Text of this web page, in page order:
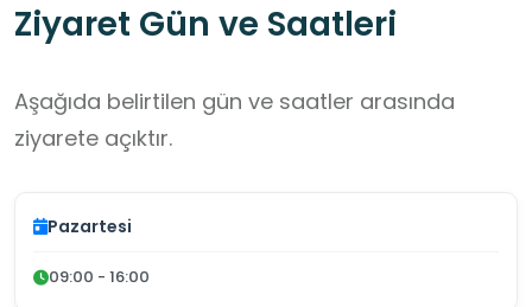
Ziyaret Gün ve Saatleri
Aşağıda belirtilen gün ve saatler arasında
ziyarete açıktır.
Pazartesi
09:00 - 16:00